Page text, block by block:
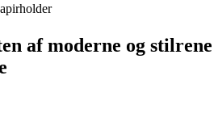
af moderne og stilrene